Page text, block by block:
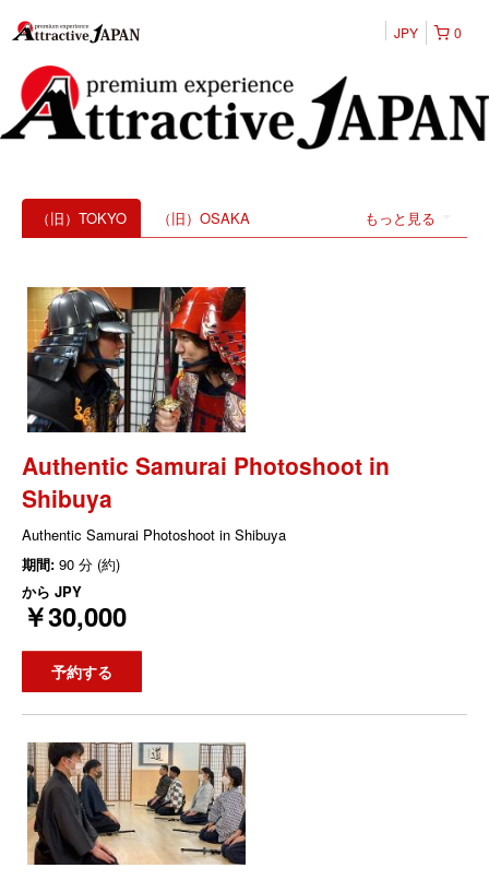
0
JPY
もっと見る
（旧）TOKYO （旧）OSAKA
Authentic Samurai Photoshoot in
Shibuya
Authentic Samurai Photoshoot in Shibuya
期間: 90 分 (約)
から JPY
￥30,000
予約する